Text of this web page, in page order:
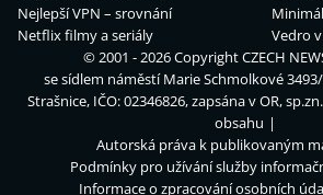
Nejlepší VPN – srovnání
Netflix filmy a seriály
Vedro
© 2001 - 2026 CopyrightCZECH
se sídlem náměstí Marie Schmolkové
Strašnice, IČO: 02346826, zapsána v OR,
obsahu
Autorská práva k publikovaným
Podmínky pro užívání služby
Informace o zpracování osobních